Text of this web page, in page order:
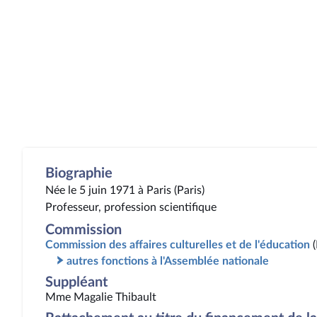
Biographie
Née le 5 juin 1971 à Paris (Paris)
Professeur, profession scientifique
Commission
Commission des affaires culturelles et de l'éducation
autres fonctions à l'Assemblée nationale
Suppléant
Mme Magalie Thibault